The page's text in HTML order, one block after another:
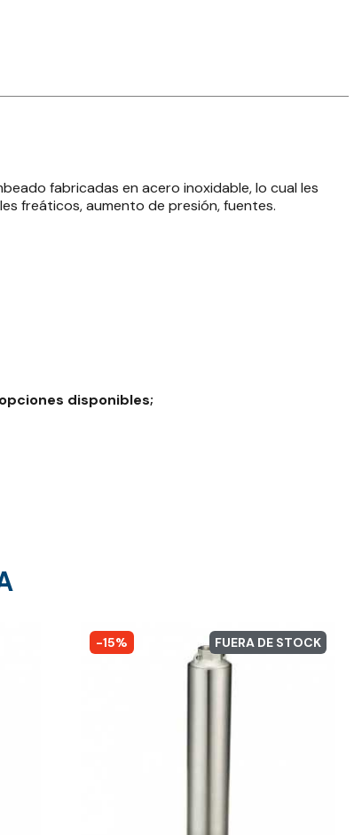
fabricadas en acero inoxidable, lo cual les
freáticos, aumento de presión, fuentes.
disponibles;
-15% FUERA DE STOCK